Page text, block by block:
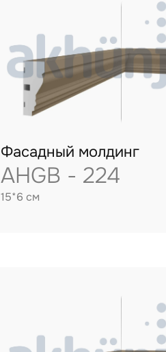
Фасадный молдинг
AHGB - 224
15*6 см